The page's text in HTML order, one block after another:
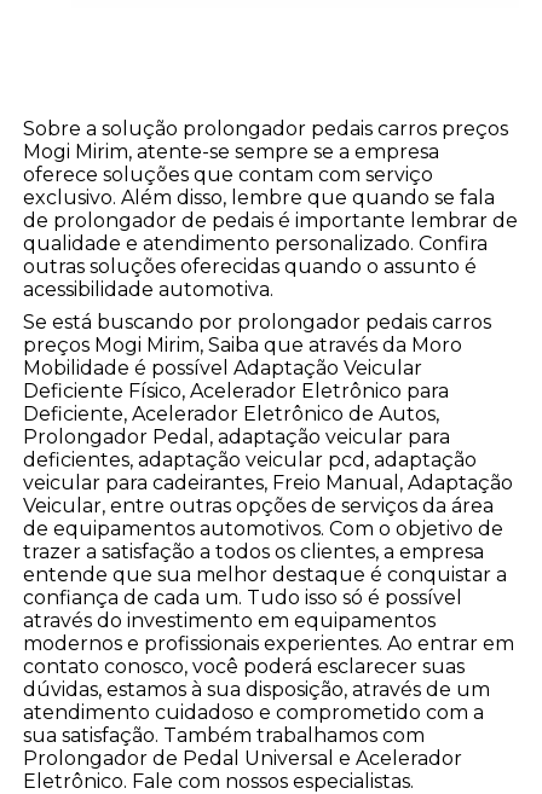
Sobre a solução prolongador pedais carros preços
Mogi Mirim, atente-se sempre se a empresa
oferece soluções que contam com serviço
exclusivo. Além disso, lembre que quando se fala
de prolongador de pedais é importante lembrar de
qualidade e atendimento personalizado. Confira
outras soluções oferecidas quando o assunto é
acessibilidade automotiva.
Se está buscando por prolongador pedais carros
preços Mogi Mirim, Saiba que através da Moro
Mobilidade é possível Adaptação Veicular
Deficiente Físico, Acelerador Eletrônico para
Deficiente, Acelerador Eletrônico de Autos,
Prolongador Pedal, adaptação veicular para
deficientes, adaptação veicular pcd, adaptação
veicular para cadeirantes, Freio Manual, Adaptação
Veicular, entre outras opções de serviços da área
de equipamentos automotivos. Com o objetivo de
trazer a satisfação a todos os clientes, a empresa
entende que sua melhor destaque é conquistar a
confiança de cada um. Tudo isso só é possível
através do investimento em equipamentos
modernos e profissionais experientes. Ao entrar em
contato conosco, você poderá esclarecer suas
dúvidas, estamos à sua disposição, através de um
atendimento cuidadoso e comprometido com a
sua satisfação. Também trabalhamos com
Prolongador de Pedal Universal e Acelerador
Eletrônico. Fale com nossos especialistas.